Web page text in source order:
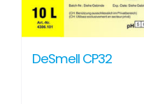
DeSmell CP32